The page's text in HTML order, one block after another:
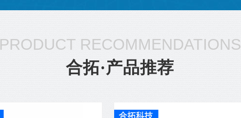
PRODUCT RECOMMENDATIONS
合拓·产品推荐